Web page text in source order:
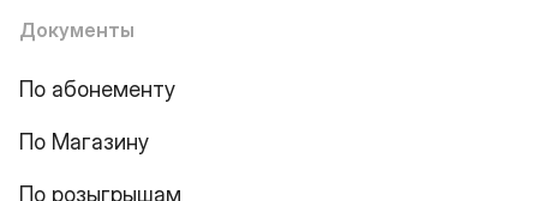
Документы
По абонементу
По Магазину
По розыгрышам